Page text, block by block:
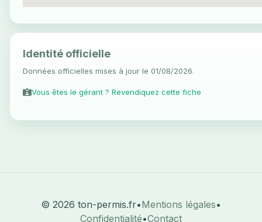
Identité officielle
Données officielles mises à jour le 01/08/2026.
Vous êtes le gérant ? Revendiquez cette fiche
© 2026 ton-permis.fr•Mentions légales•
Confidentialité•Contact